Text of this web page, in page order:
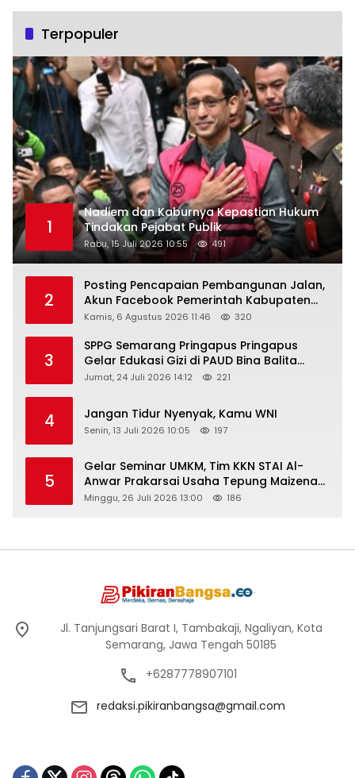
Terpopuler
1
Nadiem dan Kaburnya Kepastian Hukum
Tindakan Pejabat Publik
Rabu, 15 Juli 2026 10:55 491
2
Posting Pencapaian Pembangunan Jalan,
Akun Facebook Pemerintah Kabupaten
Rembang “Dirujak” Warganet
Kamis, 6 Agustus 2026 11:46 320
3
SPPG Semarang Pringapus Pringapus
Gelar Edukasi Gizi di PAUD Bina Balita
Peringati Hari Anak Nasional 2026
Jumat, 24 Juli 2026 14:12 221
4 Jangan Tidur Nyenyak, Kamu WNI
Senin, 13 Juli 2026 10:05 197
5
Gelar Seminar UMKM, Tim KKN STAI Al-
Anwar Prakarsai Usaha Tepung Maizena
di Logung
Minggu, 26 Juli 2026 13:00 186
Jl. Tanjungsari Barat I, Tambakaji, Ngaliyan, Kota
Semarang, Jawa Tengah 50185
+6287778907101
redaksi.pikiranbangsa@gmail.com